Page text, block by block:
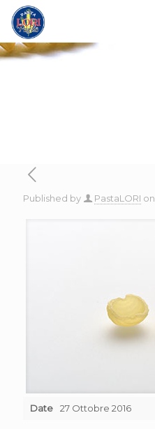
Published by PastaLORI on
Date 27 Ottobre 2016